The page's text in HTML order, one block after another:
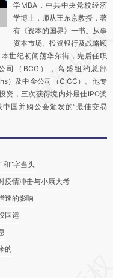
学MBA，中共中央党校经济
学博士，师从王东京教授，著
有《资本的国界》一书。从事
资本市场、投资银行及战略顾
世纪初闯荡华尔街，先后任职
司（BCG），高盛纽约总部
）及中金公司（CICC）。他专
资，三次获得境内外最佳IPO奖
中国并购公会颁发的“最佳交易
和”字当头
疫情冲击与小康大考
速的影响
国运
的